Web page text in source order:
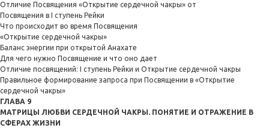
Отличие Посвящения «Открытие сердечной чакры» от
Посвящения в I ступень Рейки
Что происходит во время Посвящения
«Открытие сердечной чакры»
Баланс энергии при открытой Анахате
Для чего нужно Посвящение и что оно дает
Отличие посвящений: I ступень Рейки и Открытие сердечной чакры
Правильное формирование запроса при Посвящении в «Открытие
сердечной чакры»
ГЛАВА 9
МАТРИЦЫ ЛЮБВИ СЕРДЕЧНОЙ ЧАКРЫ. ПОНЯТИЕ И ОТРАЖЕНИЕ В
СФЕРАХ ЖИЗНИ